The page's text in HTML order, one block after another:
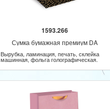
1593.266
Сумка бумажная премиум DA
Вырубка, ламинация, печать, склейка
машинная, фольга голографическая.